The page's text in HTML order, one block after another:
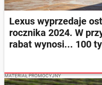
Lexus wyprzedaje
rocznika 2024. W
rabat wynosi... 100
MATERIAŁ PROMOCYJNY